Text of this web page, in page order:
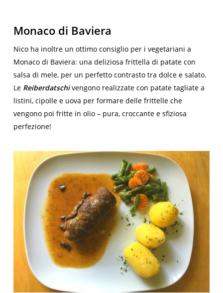
Monaco di Baviera
Nico ha inoltre un ottimo consiglio per i vegetariani a
Monaco di Baviera: una deliziosa frittella di patate con
salsa di mele, per un perfetto contrasto tra dolce e salato.
Le Reiberdatschivengono realizzate con patate tagliate a
listini, cipolle e uova per formare delle frittelle che
vengono poi fritte in olio – pura, croccante e sfiziosa
perfezione!